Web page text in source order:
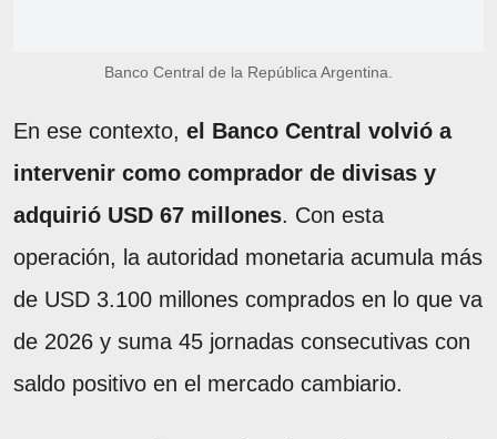
Banco Central de la República Argentina.
En ese contexto, el Banco Central volvió a
intervenir como comprador de divisas y
adquirió USD 67 millones. Con esta
operación, la autoridad monetaria acumula más
de USD 3.100 millones comprados en lo que va
de 2026 y suma 45 jornadas consecutivas con
saldo positivo en el mercado cambiario.